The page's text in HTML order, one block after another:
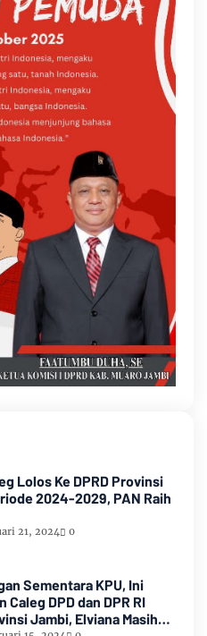
Lolos Ke DPRD Provinsi
2024-2029, PAN Raih
21, 2024 0
Sementara KPU, Ini
DPD dan DPR RI
Jambi, Elviana Masih